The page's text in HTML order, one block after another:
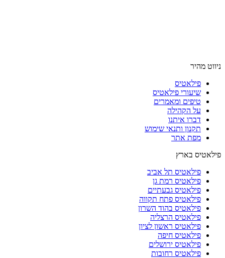
ניווט מהיר
פילאטיס
שיעורי פילאטיס
טיפים ומאמרים
על הקהילה
דברו איתנו
תקנון ותנאי שימוש
מפת אתר
פילאטיס בארץ
פילאטיס תל אביב
פילאטיס רמת גן
פילאטיס גבעתיים
פילאטיס פתח תקווה
פילאטיס בהוד השרון
פילאטיס הרצליה
פילאטיס ראשון לציון
פילאטיס חיפה
פילאטיס ירושלים
פילאטיס רחובות